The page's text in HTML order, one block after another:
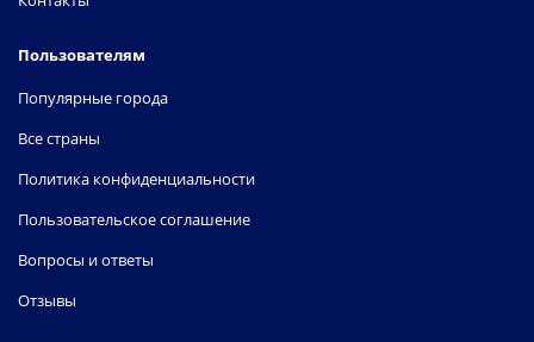
Пользователям
Популярные города
Все страны
Политика конфиденциальности
Пользовательское соглашение
Вопросы и ответы
Отзывы